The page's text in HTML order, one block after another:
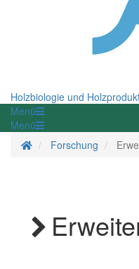
Holzbiologie und
Menü
Menü
StartseiteForschung